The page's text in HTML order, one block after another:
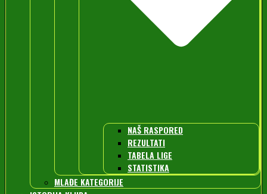
NAŠ RASPORED
REZULTATI
TABELA LIGE
STATISTIKA
MLAĐE KATEGORIJE